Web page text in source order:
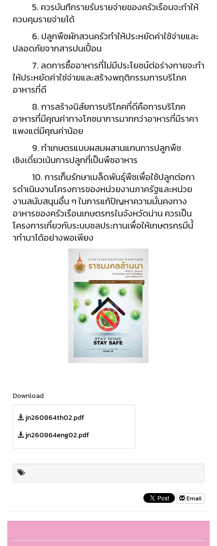
5. ควรบันทึกรายรับรายจ่ายของครัวเรือนจะทําให้
ควบคุมรายจ่ายได้
6. ปลูกพืชผักสวนครัวทําให้ประหยัดค่าใช้จ่ายและ
ปลอดภัยจากสารปนเปื้อน
7. ลดการซื้ออาหารที่ไม่มีประโยชน์ต่อร่างกายจะทํา
ให้ประหยัดค่าใช่จ่ายและสร้างพฤติกรรมการบริโภค
อาหารที่ดี
8. การสร้างนิสัยการบริโภคที่ดีคือการบริโภค
อาหารที่มีคุณค่าทางโภชนาการมากกว่าอาหารที่มีราคา
แพงแต่มีคุณค่าน้อย
9. ทําเกษตรแบบผสมผสานแทนการปลูกพืช
เชิงเดี่ยวเน้นการปลูกที่เป็นพืชอาหาร
10. การเก็บรักษาเมล็ดพันธุ์พืชเพื่อใช้ปลูกต่อกา
รดําเนินงานโครงการของหน่วยงานภาครัฐและหน่วย
งานสนับสนุนอื่น ๆ ในการแก้ปัญหาความมั่นคงทาง
อาหารของครัวเรือนเกษตรกรในจังหวัดน่าน ควรเป็น
โครงการเกี่ยวกับระบบชลประทานเพื่อให้เกษตรกรมีนํ้
าทํานาได้อย่างพอเพียง
Download
jn260864th02.pdf
jn260864eng02.pdf
Email